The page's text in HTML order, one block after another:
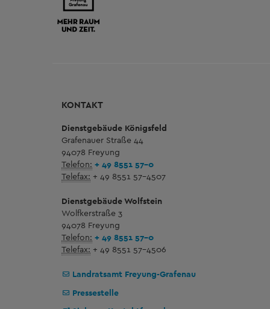
KONTAKT
Dienstgebäude Königsfeld
Grafenauer Straße 44
94078 Freyung
Telefon: + 49 8551 57-0
Telefax: + 49 8551 57-4507
Dienstgebäude Wolfstein
Wolfkerstraße 3
94078 Freyung
Telefon: + 49 8551 57-0
Telefax: + 49 8551 57-4506
Landratsamt Freyung-Grafenau
Pressestelle